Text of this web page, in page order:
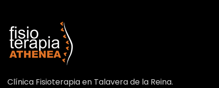
Clínica Fisioterapia en Talavera de la Reina.